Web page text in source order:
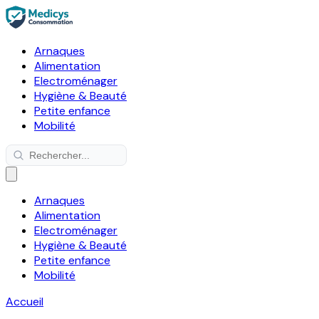
Arnaques
Alimentation
Electroménager
Hygiène & Beauté
Petite enfance
Mobilité
Arnaques
Alimentation
Electroménager
Hygiène & Beauté
Petite enfance
Mobilité
Accueil